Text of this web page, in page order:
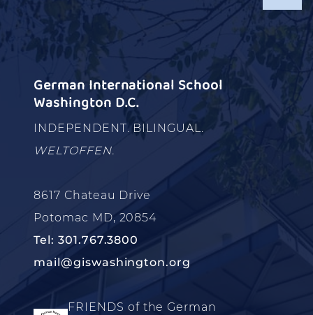
German International School
Washington D.C.
INDEPENDENT. BILINGUAL.
WELTOFFEN.
8617 Chateau Drive
Potomac MD, 20854
Tel: 301.767.3800
mail@giswashington.org
FRIENDS of the German